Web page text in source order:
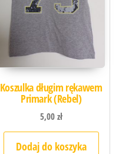
Koszulka długim rękawem
Primark (Rebel)
5,00zł
Dodaj do koszyka